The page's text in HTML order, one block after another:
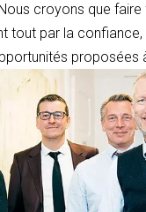
croyons que
tout par la
proposées